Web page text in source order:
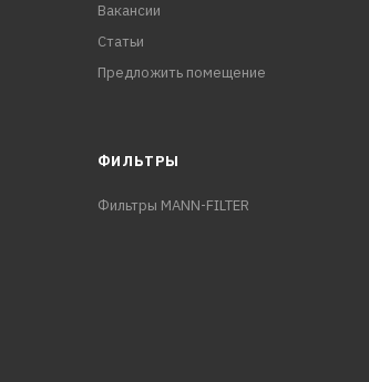
Вакансии
Статьи
Предложить помещение
ФИЛЬТРЫ
Фильтры MANN-FILTER